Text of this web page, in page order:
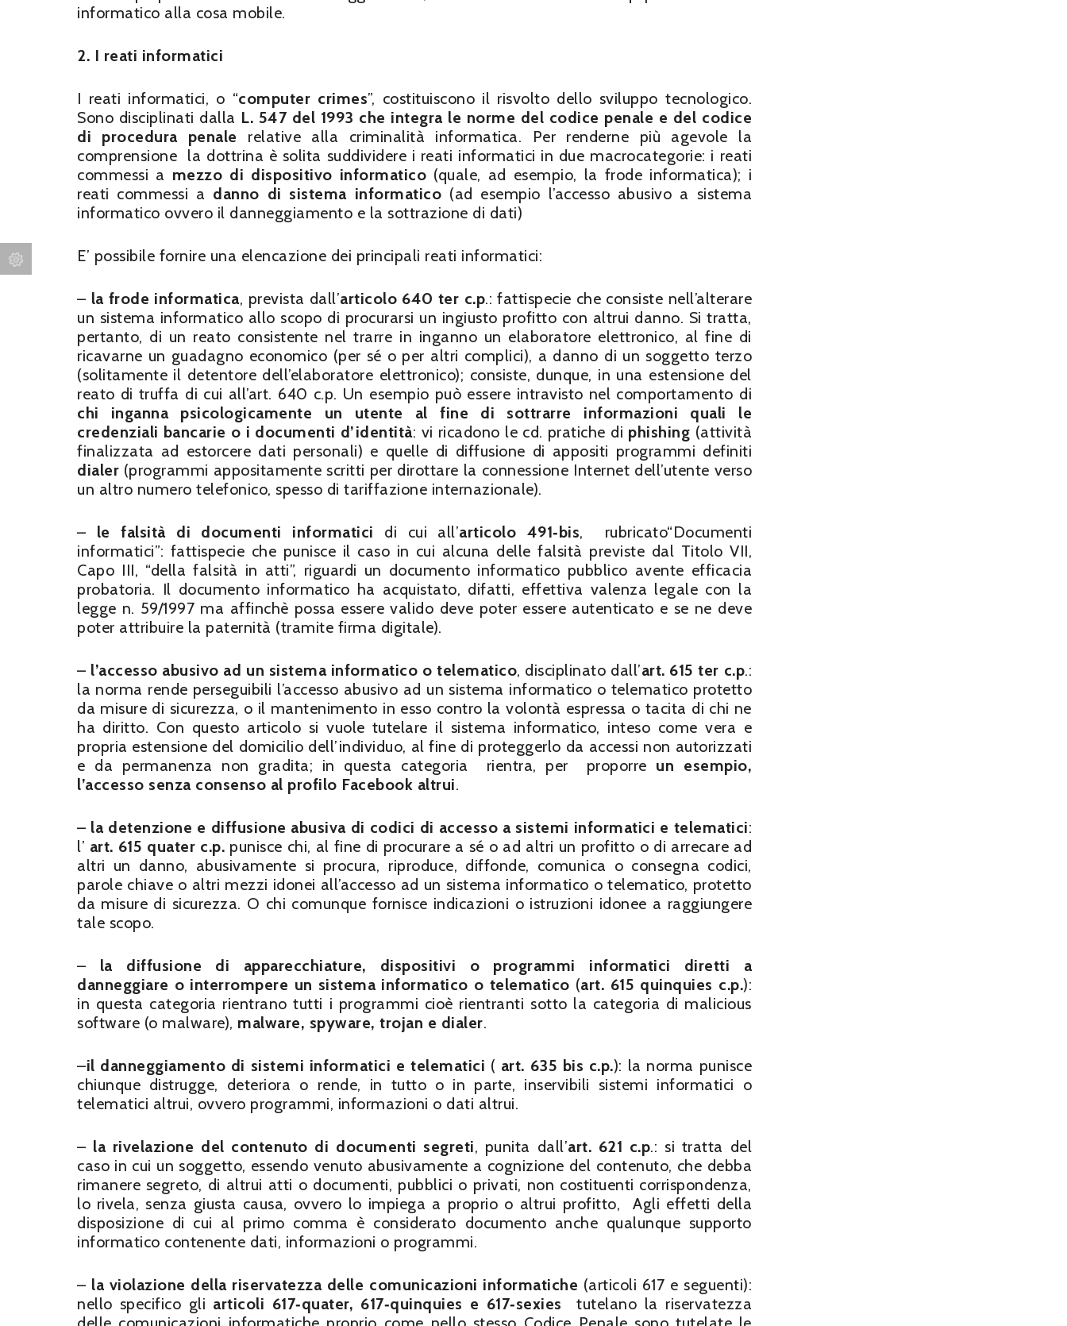
informatico alla cosa mobile.
2. I reati informatici
I reati informatici, o “computer crimes”, costituiscono il risvolto dello sviluppo tecnologico.
Sono disciplinati dalla L. 547 del 1993 che integra le norme del codice penale e del codice
di procedura penale relative alla criminalità informatica. Per renderne più agevole la
comprensione la dottrina è solita suddividere i reati informatici in due macrocategorie: i reati
commessi a mezzo di dispositivo informatico (quale, ad esempio, la frode informatica); i
reati commessi a danno di sistema informatico (ad esempio l’accesso abusivo a sistema
informatico ovvero il danneggiamento e la sottrazione di dati)
E’ possibile fornire una elencazione dei principali reati informatici:
– la frode informatica, prevista dall’articolo 640 ter c.p.: fattispecie che consiste nell’alterare
un sistema informatico allo scopo di procurarsi un ingiusto profitto con altrui danno. Si tratta,
pertanto, di un reato consistente nel trarre in inganno un elaboratore elettronico, al fine di
ricavarne un guadagno economico (per sé o per altri complici), a danno di un soggetto terzo
(solitamente il detentore dell’elaboratore elettronico); consiste, dunque, in una estensione del
reato di truffa di cui all’art. 640 c.p. Un esempio può essere intravisto nel comportamento di
chi inganna psicologicamente un utente al fine di sottrarre informazioni quali le
credenziali bancarie o i documenti d’identità: vi ricadono le cd. pratiche di phishing (attività
finalizzata ad estorcere dati personali) e quelle di diffusione di appositi programmi definiti
dialer (programmi appositamente scritti per dirottare la connessione Internet dell’utente verso
un altro numero telefonico, spesso di tariffazione internazionale).
– le falsità di documenti informatici di cui all’articolo 491‐bis, rubricato“Documenti
informatici”: fattispecie che punisce il caso in cui alcuna delle falsità previste dal Titolo VII,
Capo III, “della falsità in atti”, riguardi un documento informatico pubblico avente efficacia
probatoria. Il documento informatico ha acquistato, difatti, effettiva valenza legale con la
legge n. 59/1997 ma affinchè possa essere valido deve poter essere autenticato e se ne deve
poter attribuire la paternità (tramite firma digitale).
– l’accesso abusivo ad un sistema informatico o telematico, disciplinato dall’art. 615 ter c.p.:
la norma rende perseguibili l’accesso abusivo ad un sistema informatico o telematico protetto
da misure di sicurezza, o il mantenimento in esso contro la volontà espressa o tacita di chi ne
ha diritto. Con questo articolo si vuole tutelare il sistema informatico, inteso come vera e
propria estensione del domicilio dell’individuo, al fine di proteggerlo da accessi non autorizzati
e da permanenza non gradita; in questa categoria rientra, per proporre un esempio,
l’accesso senza consenso al profilo Facebook altrui.
– la detenzione e diffusione abusiva di codici di accesso a sistemi informatici e telematici:
l’ art. 615 quater c.p. punisce chi, al fine di procurare a sé o ad altri un profitto o di arrecare ad
altri un danno, abusivamente si procura, riproduce, diffonde, comunica o consegna codici,
parole chiave o altri mezzi idonei all’accesso ad un sistema informatico o telematico, protetto
da misure di sicurezza. O chi comunque fornisce indicazioni o istruzioni idonee a raggiungere
tale scopo.
– la diffusione di apparecchiature, dispositivi o programmi informatici diretti a
danneggiare o interrompere un sistema informatico o telematico (art. 615 quinquies c.p.):
in questa categoria rientrano tutti i programmi cioè rientranti sotto la categoria di malicious
software (o malware), malware, spyware, trojan e dialer.
–il danneggiamento di sistemi informatici e telematici ( art. 635 bis c.p.): la norma punisce
chiunque distrugge, deteriora o rende, in tutto o in parte, inservibili sistemi informatici o
telematici altrui, ovvero programmi, informazioni o dati altrui.
– la rivelazione del contenuto di documenti segreti, punita dall’art. 621 c.p.: si tratta del
caso in cui un soggetto, essendo venuto abusivamente a cognizione del contenuto, che debba
rimanere segreto, di altrui atti o documenti, pubblici o privati, non costituenti corrispondenza,
lo rivela, senza giusta causa, ovvero lo impiega a proprio o altrui profitto, Agli effetti della
disposizione di cui al primo comma è considerato documento anche qualunque supporto
informatico contenente dati, informazioni o programmi.
– la violazione della riservatezza delle comunicazioni informatiche (articoli 617 e seguenti):
nello specifico gli articoli 617‐quater, 617‐quinquies e 617‐sexies
tutelano la riservatezza